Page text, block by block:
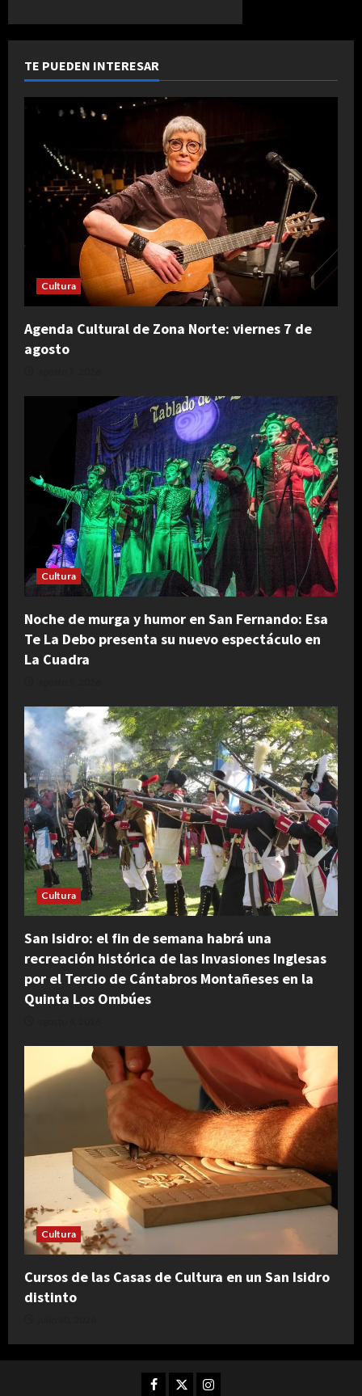
TE PUEDEN INTERESAR
Cultura
Agenda Cultural de Zona Norte: viernes 7 de
agosto
Cultura
Noche de murga y humor en San Fernando: Esa
Te La Debo presenta su nuevo espectáculo en
La Cuadra
Cultura
San Isidro: el fin de semana habrá una
recreación histórica de las Invasiones Inglesas
por el Tercio de Cántabros Montañeses en la
Quinta Los Ombúes
Cultura
Cursos de las Casas de Cultura en un San Isidro
distinto
Facebook
TwitterInstagram